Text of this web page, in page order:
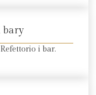
bary
i bar.